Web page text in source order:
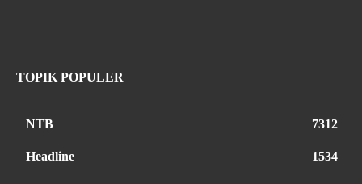
TOPIK POPULER
NTB 7312
Headline 1534